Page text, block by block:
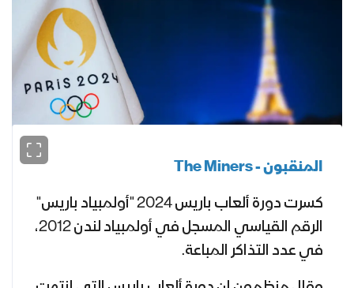
المنقبون -The Miners
كسرت دورة ألعاب باريس 2024 "أولمبياد باريس"
الرقم القياسي المسجل في أولمبياد لندن 2012،
في عدد التذاكر المباعة.